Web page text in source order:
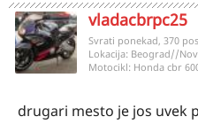
vladacbrpc25
Svrati ponekad, 370
Lokacija: Beograd//
Motocikl: Honda cbr
drugari mesto je jos uvek